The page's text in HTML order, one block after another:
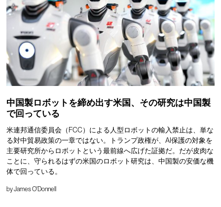
中国製ロボットを締め出す米国、その研究は中国製
で回っている
米連邦通信委員会（FCC）による人型ロボットの輸入禁止は、単な
る対中貿易政策の一章ではない。トランプ政権が、AI保護の対象を
主要研究所からロボットという最前線へ広げた証拠だ。だが皮肉な
ことに、守られるはずの米国のロボット研究は、中国製の安価な機
体で回っている。
byJames O'Donnell